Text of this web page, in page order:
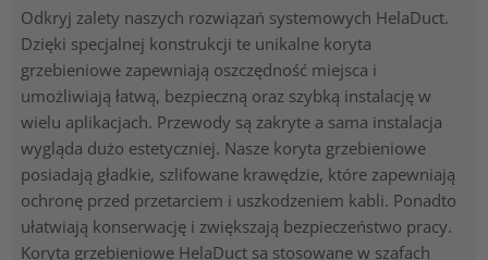
Odkryj zalety naszych rozwiązań systemowych HelaDuct.
Dzięki specjalnej konstrukcji te unikalne koryta
grzebieniowe zapewniają oszczędność miejsca i
umożliwiają łatwą, bezpieczną oraz szybką instalację w
wielu aplikacjach. Przewody są zakryte a sama instalacja
wygląda dużo estetyczniej. Nasze koryta grzebieniowe
posiadają gładkie, szlifowane krawędzie, które zapewniają
ochronę przed przetarciem i uszkodzeniem kabli. Ponadto
ułatwiają konserwację i zwiększają bezpieczeństwo pracy.
Koryta grzebieniowe HelaDuct są stosowane w szafach